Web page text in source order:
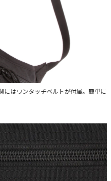
にはワンタッチベルトが付属。簡単に